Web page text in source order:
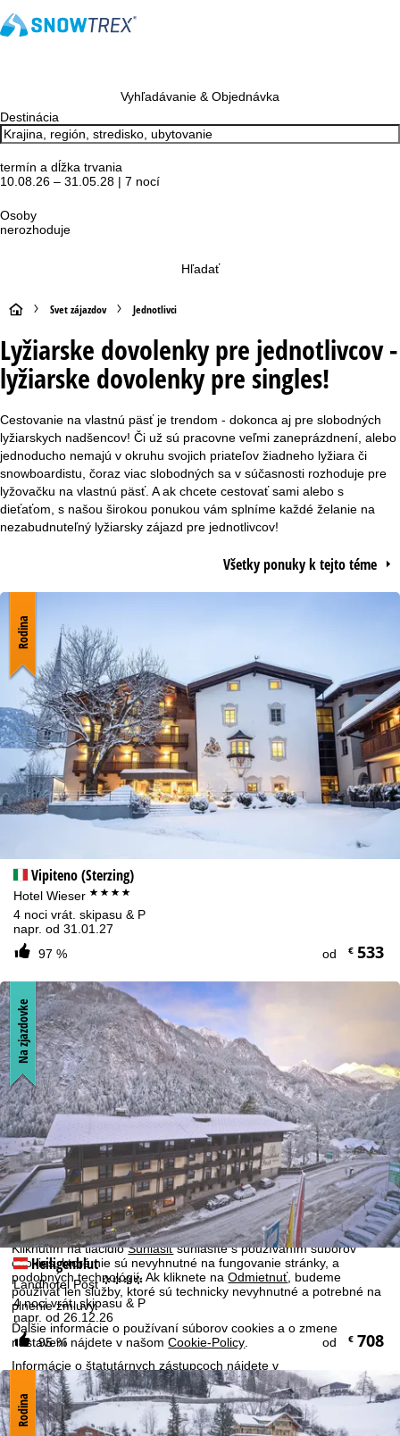
Upozornenie na súbory cookies
S cieľom optimalizovať naše webové stránky používame súbory
cookie na zhromažďovanie informácií o používaní, ktoré my,
spoločnosť TravelTrex GmbH, zdieľame aj s našimi partnermi.
Profily používania sa vytvárajú na základe vašich aktivít pomocou
informácií o vašom koncovom zariadení a prehliadači. Tieto profily
používania sa používajú na štatistickú analýzu, individuálne
odporúčania produktov, personalizovanú reklamu a meranie
dosahu. Na to potrebujeme váš súhlas (kedykoľvek odvolateľný),
ktorý zahŕňa prenos niektorých osobných údajov poskytovateľom
tretích strán v tretích krajinách mimo Európskeho hospodárskeho
priestoru, ako sú napríklad Google alebo Microsoft v USA.
Kliknutím na tlačidloSúhlasiťsúhlasíte s používaním súborov
cookies, ktoré nie sú nevyhnutné na fungovanie stránky, a
podobných technológií. Ak kliknete naOdmietnuť, budeme
používať len služby, ktoré sú technicky nevyhnutné a potrebné na
plnenie zmluvy.
Ďalšie informácie o používaní súborov cookies a o zmene
nastavení nájdete v našomCookie-Policy
Informácie o štatutárnych zástupcoch nájdete v
základných informáciácho firme. Informácie o účeloch
spracovania a Vašich právach nájdete v našom
vyhlásení o ochrane dát
Vyhľadávanie & Objednávka
Destinácia
termín a dĺžka trvania
10.08.26 – 31.05.28 | 7 nocí
Osoby
nerozhoduje
Hľadať
H
l
a
v
n
á
s
á
n
k
a
Svet zájazdov Jednotlivci
Lyžiarske dovolenky pre jednotlivcov -
lyžiarske dovolenky pre singles!
Cestovanie na vlastnú päsť je trendom - dokonca aj pre slobodných
lyžiarskych nadšencov! Či už sú pracovne veľmi zaneprázdnení, alebo
jednoducho nemajú v okruhu svojich priateľov žiadneho lyžiara či
snowboardistu, čoraz viac slobodných sa v súčasnosti rozhoduje pre
lyžovačku na vlastnú päsť. A ak chcete cestovať sami alebo s
dieťaťom, s našou širokou ponukou vám splníme každé želanie na
nezabudnuteľný lyžiarsky zájazd pre jednotlivcov!
Všetky ponuky k tejto téme
Vipiteno (Sterzing)
Hotel Wieser ****
4 noci vrát. skipasu & P
napr. od 31.01.27
97 %
od €533
Rodina
Heiligenblut
Landhotel Post°°°°
4 noci vrát. skipasu & P
napr. od 26.12.26
95 %
od €708
Na zjazdovke
Rodina